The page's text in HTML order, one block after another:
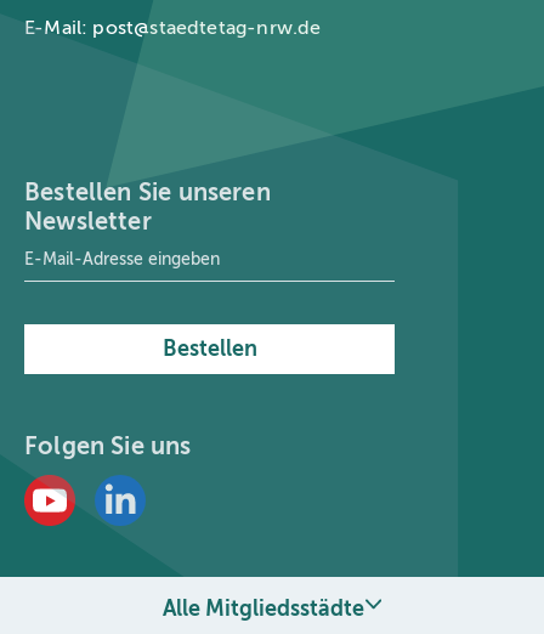
E-Mail: post@staedtetag-nrw.de
Bestellen Sie unseren
Newsletter
E-Mail-Adresse
Bestellen
Folgen Sie uns
Alle Mitgliedsstädte